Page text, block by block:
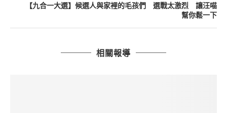
【九合一大選】候選人與家裡的毛孩們 選戰太激烈 讓汪喵
幫你鬆一下
相關報導